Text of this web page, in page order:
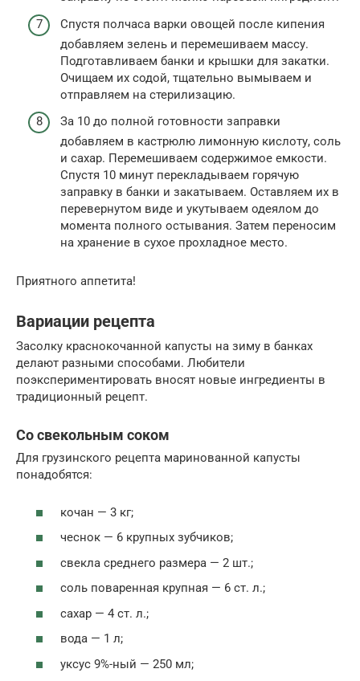
Спустя полчаса варки овощей после кипения
добавляем зелень и перемешиваем массу.
Подготавливаем банки и крышки для закатки.
Очищаем их содой, тщательно вымываем и
отправляем на стерилизацию.
За 10 до полной готовности заправки
добавляем в кастрюлю лимонную кислоту, соль
и сахар. Перемешиваем содержимое емкости.
Спустя 10 минут перекладываем горячую
заправку в банки и закатываем. Оставляем их в
перевернутом виде и укутываем одеялом до
момента полного остывания. Затем переносим
на хранение в сухое прохладное место.
Приятного аппетита!
Вариации рецепта
Засолку краснокочанной капусты на зиму в банках
делают разными способами. Любители
поэкспериментировать вносят новые ингредиенты в
традиционный рецепт.
Со свекольным соком
Для грузинского рецепта маринованной капусты
понадобятся:
кочан — 3 кг;
чеснок — 6 крупных зубчиков;
свекла среднего размера — 2 шт.;
соль поваренная крупная — 6 ст. л.;
сахар — 4 ст. л.;
вода — 1 л;
уксус 9%-ный — 250 мл;